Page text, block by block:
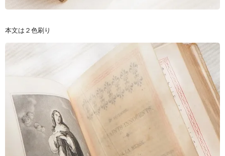
本文は２色刷り